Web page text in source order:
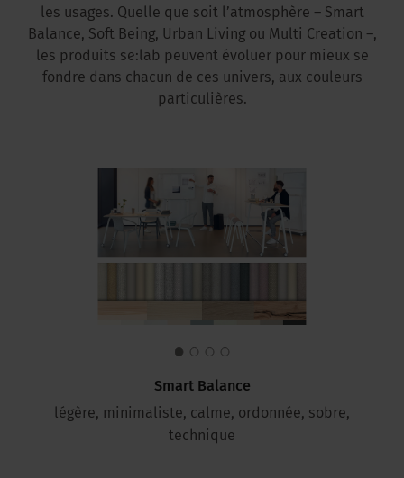
les usages. Quelle que soit l’atmosphère – Smart
Balance, Soft Being, Urban Living ou Multi Creation –,
les produits se:lab peuvent évoluer pour mieux se
fondre dans chacun de ces univers, aux couleurs
particulières.
Smart Balance
légère, minimaliste, calme, ordonnée, sobre,
technique